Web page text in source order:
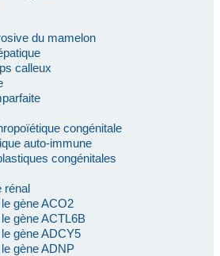
du mamelon
calleux
congénitale
auto-immune
congénitales
rénal
gène ACO2
gène ACTL6B
gène ADCY5
gène ADNP